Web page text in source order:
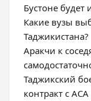
Бустоне будет
Какие вузы
Таджикистана?
Аракчи к
Таджикский
контракт с